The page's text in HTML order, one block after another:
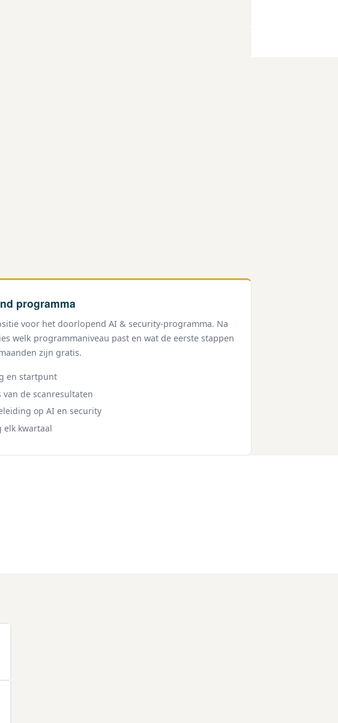
programma
voor het doorlopend AI & security-programma. Na
welk programmaniveau past en wat de eerste stappen
zijn gratis.
en startpunt
van de scanresultaten
op AI en security
elk kwartaal